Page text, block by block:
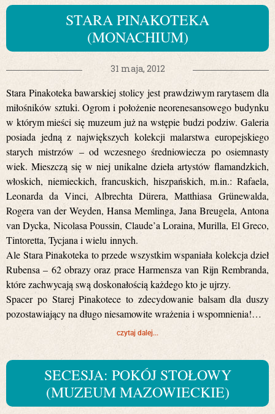
STARA PINAKOTEKA
(MONACHIUM)
31 maja, 2012
Stara Pinakoteka bawarskiej stolicy jest prawdziwym rarytasem dla
miłośników sztuki. Ogrom i położenie neorenesansowego budynku
w którym mieści się muzeum już na wstępie budzi podziw. Galeria
posiada jedną z największych kolekcji malarstwa europejskiego
starych mistrzów – od wczesnego średniowiecza po osiemnasty
wiek. Mieszczą się w niej unikalne dzieła artystów flamandzkich,
włoskich, niemieckich, francuskich, hiszpańskich, m.in.: Rafaela,
Leonarda da Vinci, Albrechta Dürera, Matthiasa Grünewalda,
Rogera van der Weyden, Hansa Memlinga, Jana Breugela, Antona
van Dycka, Nicolasa Poussin, Claude’a Loraina, Murilla, El Greco,
Tintoretta, Tycjana i wielu innych.
Ale Stara Pinakoteka to przede wszystkim wspaniała kolekcja dzieł
Rubensa – 62 obrazy oraz prace Harmensza van Rijn Rembranda,
które zachwycają swą doskonałością każdego kto je ujrzy.
Spacer po Starej Pinakotece to zdecydowanie balsam dla duszy
pozostawiający na długo niesamowite wrażenia i wspomnienia!…
czytaj dalej...
SECESJA: POKÓJ STOŁOWY
(MUZEUM MAZOWIECKIE)